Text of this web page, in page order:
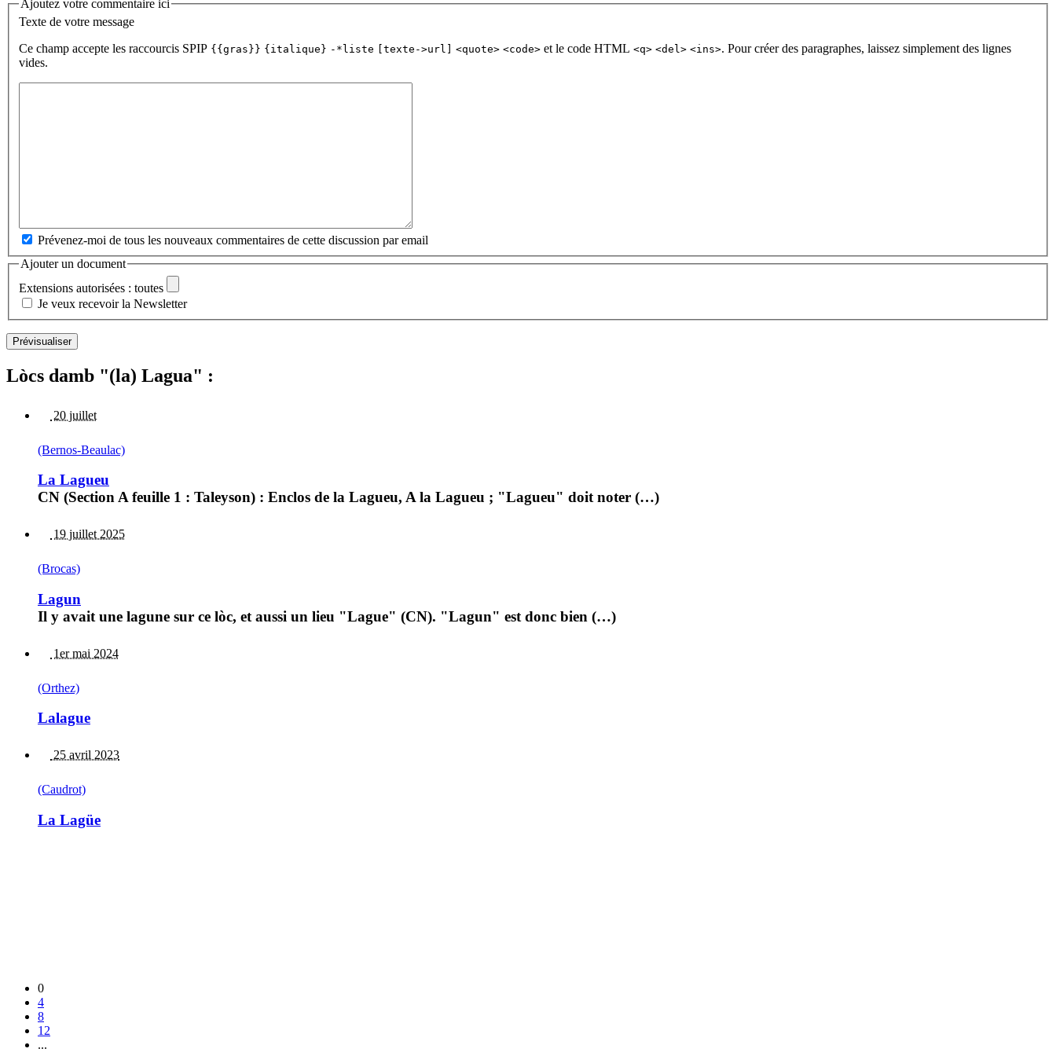
Ajoutez votre commentaire ici
Texte de votre message
Ce champ accepte les raccourcis SPIP {{gras}} {italique} -*liste [texte->url] <quote> <code> et le code HTML <q> <del> <ins>. Pour créer des paragraphes, laissez simplement des lignes
vides.
Prévenez-moi de tous les nouveaux commentaires de cette discussion par email
Ajouter un document
Extensions autorisées : toutes
Je veux recevoir la Newsletter
Lòcs damb "(la) Lagua" :
20 juillet
(Bernos-Beaulac)
La Lagueu
CN (Section A feuille 1 : Taleyson) : Enclos de la Lagueu, A la Lagueu ; "Lagueu" doit noter (…)
19 juillet 2025
(Brocas)
Lagun
Il y avait une lagune sur ce lòc, et aussi un lieu "Lague" (CN). "Lagun" est donc bien (…)
1er mai 2024
(Orthez)
Lalague
25 avril 2023
(Caudrot)
La Lagüe
0
4
8
12
...